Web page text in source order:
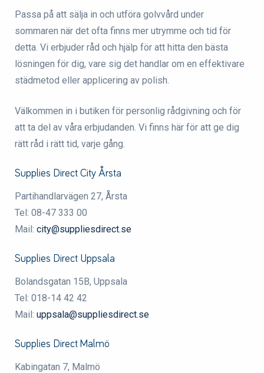
Passa på att sälja in och utföra golvvård under
sommaren när det ofta finns mer utrymme och tid för
detta. Vi erbjuder råd och hjälp för att hitta den bästa
lösningen för dig, vare sig det handlar om en effektivare
städmetod eller applicering av polish.
Välkommen in i butiken för personlig rådgivning och för
att ta del av våra erbjudanden. Vi finns här för att ge dig
rätt råd i rätt tid, varje gång.
Supplies Direct City Årsta
Partihandlarvägen 27, Årsta
Tel: 08-47 333 00
Mail: city@suppliesdirect.se
Supplies Direct Uppsala
Bolandsgatan 15B, Uppsala
Tel: 018-14 42 42
Mail: uppsala@suppliesdirect.se
Supplies Direct Malmö
Kabingatan 7, Malmö